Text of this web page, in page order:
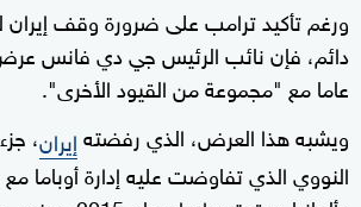
ورغم تأكيد ترامب على ضرورة وقف
عاما مع "مجموعة من القيود الأخرى".
ويشبه هذا العرض، الذي رفضتهإيران،
النووي الذي تفاوضت عليه إدارة أوباما مع